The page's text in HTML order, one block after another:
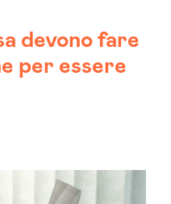
devono fare
per essere